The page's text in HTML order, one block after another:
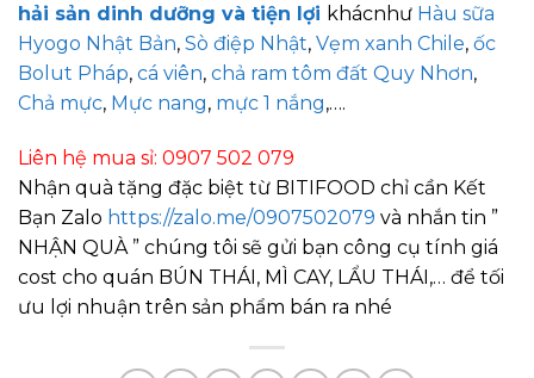
hải sản dinh dưỡng và tiện lợi khácnhư Hàu sữa
Hyogo Nhật Bản, Sò điệp Nhật, Vẹm xanh Chile, ốc
Bolut Pháp, cá viên, chả ram tôm đất Quy Nhơn,
Chả mực, Mực nang, mực 1 nắng,….
Liên hệ mua sỉ: 0907 502 079
Nhận quà tặng đặc biệt từ BITIFOOD chỉ cần Kết
Bạn Zalo https://zalo.me/0907502079 và nhắn tin ”
NHẬN QUÀ ” chúng tôi sẽ gửi bạn công cụ tính giá
cost cho quán BÚN THÁI, MÌ CAY, LẨU THÁI,… để tối
ưu lợi nhuận trên sản phẩm bán ra nhé